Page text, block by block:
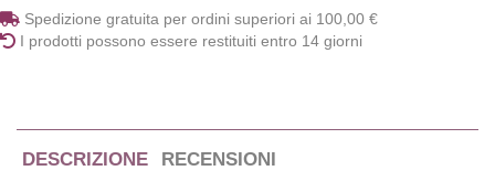
Spedizione gratuita per ordini superiori ai 100,00 €
I prodotti possono essere restituiti entro 14 giorni
DESCRIZIONE RECENSIONI